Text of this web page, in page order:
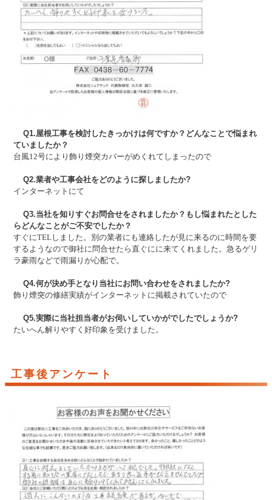
Q1.屋根工事を検討したきっかけは何ですか？どんなことで悩まれ
ていましたか？
台風12号により飾り煙突カバーがめくれてしまったので
Q2.業者や工事会社をどのように探しましたか?
インターネットにて
Q3.当社を知りすぐお問合せをされましたか？もし悩まれたとした
らどんなことがご不安でしたか？
すぐにTELしました。別の業者にも連絡したが見に来るのに時間を要
するようなので御社に問合せたら直ぐにに来てくれました。急るゲリ
ラ豪雨などで雨漏りが心配で。
Q4.何が決め手となり当社にお問い合わせをされましたか?
飾り煙突の修繕実績がインターネットに掲載されていたので
Q5.実際に当社担当者がお伺いしていかがでしたでしょうか?
たいへん解りやすく好印象を受けました。
工事後アンケート